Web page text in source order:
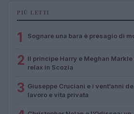
PIÙ LETTI
1 Sognare una bara è presagio di
2 Il principe Harry e Meghan
relax in Scozia
3 Giuseppe Cruciani e i vent’anni
lavoro e vita privata